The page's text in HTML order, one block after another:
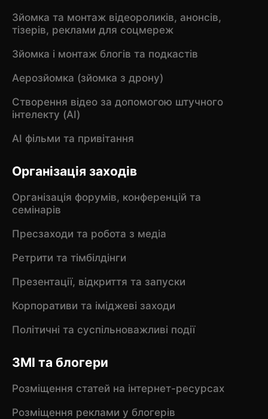
Зйомка та монтаж відеороликів, анонсів,
тізерів, реклами для соцмереж
Зйомка і монтаж блогів та подкастів
Аерозйомка (зйомка з дрону)
Створення відео за допомогою штучного
інтелекту (AI)
AI фільми та привітання
Організація заходів
Організація форумів, конференцій та
семінарів
Пресзаходи та робота з медіа
Ретрити та тімбілдінги
Презентації, відкриття та запуски
Корпоративи та іміджеві заходи
Політичні та суспільноважливі події
ЗМІ та блогери
Розміщення статей на інтернет-ресурсах
Розміщення реклами у блогерів